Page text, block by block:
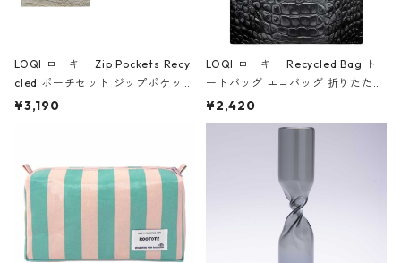
LOQI ローキー Zip Pockets Recy
cled ポーチセット ジップポケット
ファスナーポーチ 撥水加工 トラベ
ーガンディー、オフホワイト
¥3,190
LOQI ローキー Recycled Bag ト
ートバッグ エコバッグ 折りたたみ
大きめ 撥水加工 収納ポーチ CRO
CODILE/Black クロコダイル/ブラ
¥2,420